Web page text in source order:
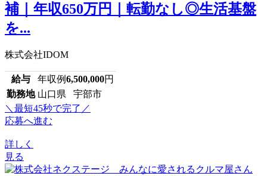
補｜年収650万円｜転勤なし◎生活基盤
を...
株式会社IDOM
給与 年収例6,500,000円
勤務地 山口県 宇部市
＼最短45秒で完了／
応募へ進む
詳しく
見る